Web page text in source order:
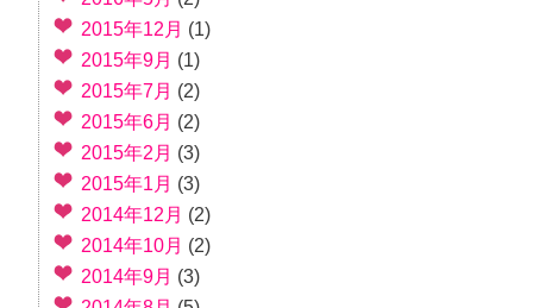
2015年12月 (1)
2015年9月 (1)
2015年7月 (2)
2015年6月 (2)
2015年2月 (3)
2015年1月 (3)
2014年12月 (2)
2014年10月 (2)
2014年9月 (3)